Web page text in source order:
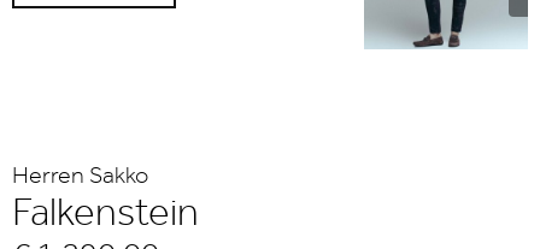
Herren Sakko
Falkenstein